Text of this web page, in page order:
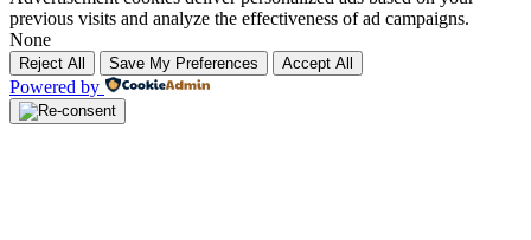
previous visits and analyze the effectiveness of ad campaigns.
None
Reject All Save My Preferences Accept All
Powered by